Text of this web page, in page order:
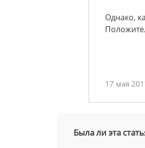
Однако,
17 мая
Была ли эта